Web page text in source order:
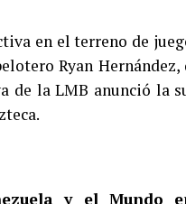
en el terreno de
Ryan
de la LMB anunció la
y el Mundo